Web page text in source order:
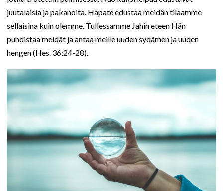
juutalaisia ja pakanoita. Hapate edustaa meidän tilaamme
sellaisina kuin olemme. Tullessamme Jahin eteen Hän
puhdistaa meidät ja antaa meille uuden sydämen ja uuden
hengen (Hes. 36:24-28).